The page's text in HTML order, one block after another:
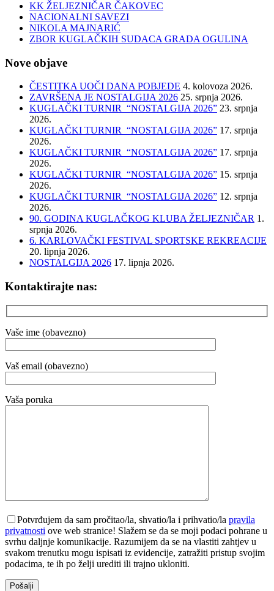
KK ŽELJEZNIČAR ČAKOVEC
NACIONALNI SAVEZI
NIKOLA MAJNARIĆ
ZBOR KUGLAČKIH SUDACA GRADA OGULINA
Nove objave
ČESTITKA UOČI DANA POBJEDE 4. kolovoza 2026.
ZAVRŠENA JE NOSTALGIJA 2026 25. srpnja 2026.
KUGLAČKI TURNIR “NOSTALGIJA 2026” 23. srpnja
2026.
KUGLAČKI TURNIR “NOSTALGIJA 2026” 17. srpnja
2026.
KUGLAČKI TURNIR “NOSTALGIJA 2026” 17. srpnja
2026.
KUGLAČKI TURNIR “NOSTALGIJA 2026” 15. srpnja
2026.
KUGLAČKI TURNIR “NOSTALGIJA 2026” 12. srpnja
2026.
90. GODINA KUGLAČKOG KLUBA ŽELJEZNIČAR 1.
srpnja 2026.
6. KARLOVAČKI FESTIVAL SPORTSKE REKREACIJE
20. lipnja 2026.
NOSTALGIJA 2026 17. lipnja 2026.
Kontaktirajte nas:
Vaše ime (obavezno)
Vaš email (obavezno)
Vaša poruka
Potvrđujem da sam pročitao/la, shvatio/la i prihvatio/la pravila
privatnosti ove web stranice! Slažem se da se moji podaci pohrane u
svrhu daljnje komunikacije. Razumijem da se na vlastiti zahtjev u
svakom trenutku mogu ispisati iz evidencije, zatražiti pristup svojim
podacima, te ih po želji urediti ili trajno ukloniti.